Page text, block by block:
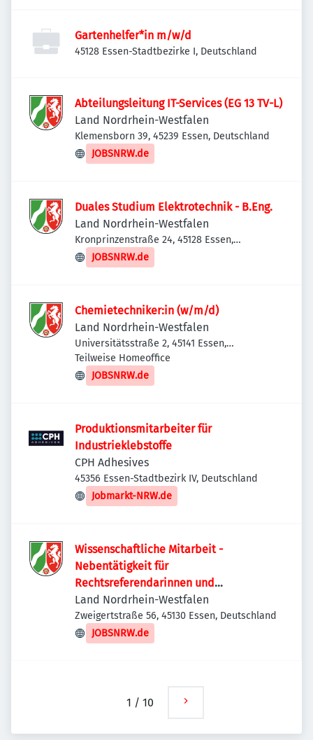
Gartenhelfer*in m/w/d
45128 Essen-Stadtbezirke I, Deutschland
Abteilungsleitung IT-Services (EG 13 TV-L)
Land Nordrhein-Westfalen
Klemensborn 39, 45239 Essen, Deutschland
JOBSNRW.de
Duales Studium Elektrotechnik - B.Eng.
Land Nordrhein-Westfalen
Kronprinzenstraße 24, 45128 Essen,
Deutschland
JOBSNRW.de
Chemietechniker:in (w/m/d)
Land Nordrhein-Westfalen
Universitätsstraße 2, 45141 Essen,
Deutschland
Teilweise Homeoffice
JOBSNRW.de
Produktionsmitarbeiter für
Industrieklebstoffe
CPH Adhesives
45356 Essen-Stadtbezirk IV, Deutschland
Jobmarkt-NRW.de
Wissenschaftliche Mitarbeit -
Nebentätigkeit für
Rechtsreferendarinnen und
Rechtsreferendare (m/w/d) bei der
Staatsanwaltschaft Essen
Land Nordrhein-Westfalen
Zweigertstraße 56, 45130 Essen, Deutschland
JOBSNRW.de
1 / 10